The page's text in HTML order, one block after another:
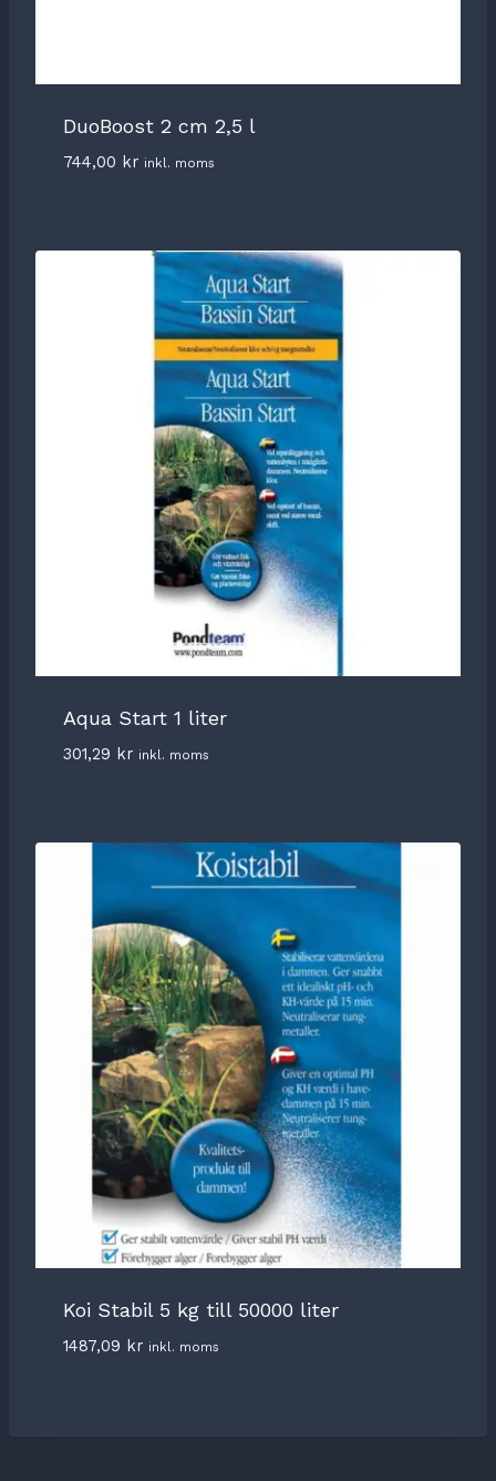
DuoBoost 2 cm 2,5 l
744,00 kr inkl. moms
Aqua Start 1 liter
301,29 kr inkl. moms
Koi Stabil 5 kg till 50000 liter
1487,09 kr inkl. moms